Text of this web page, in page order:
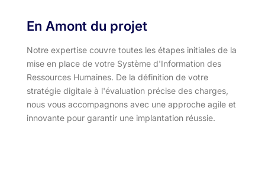
En Amont du projet
Notre expertise couvre toutes les étapes initiales de la
mise en place de votre Système d'Information des
Ressources Humaines. De la définition de votre
stratégie digitale à l'évaluation précise des charges,
nous vous accompagnons avec une approche agile et
innovante pour garantir une implantation réussie.